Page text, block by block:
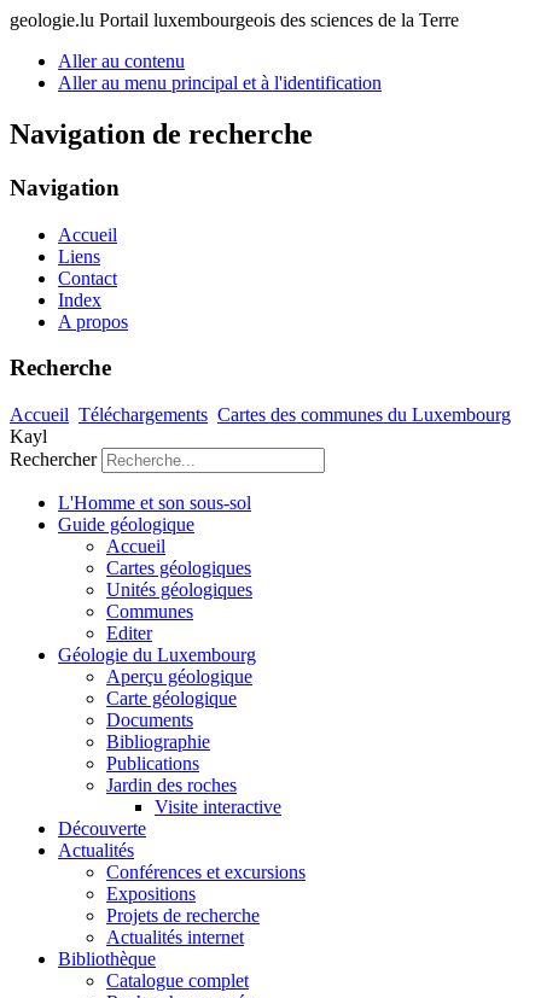
geologie.lu Portail luxembourgeois des sciences de la Terre
Aller au contenu
Aller au menu principal et à l'identification
Navigation de recherche
Navigation
Accueil
Liens
Contact
Index
A propos
Recherche
Accueil Téléchargements Cartes des communes du Luxembourg
Kayl
Rechercher
L'Homme et son sous-sol
Guide géologique
Accueil
Cartes géologiques
Unités géologiques
Communes
Editer
Géologie du Luxembourg
Aperçu géologique
Carte géologique
Documents
Bibliographie
Publications
Jardin des roches
Visite interactive
Découverte
Actualités
Conférences et excursions
Expositions
Projets de recherche
Actualités internet
Bibliothèque
Catalogue complet